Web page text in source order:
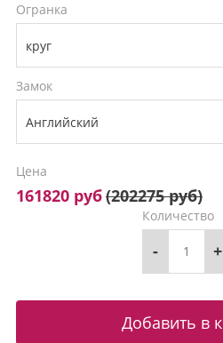
Огранка
Замок
Цена
161820 руб(202275 руб)
Количество
- +